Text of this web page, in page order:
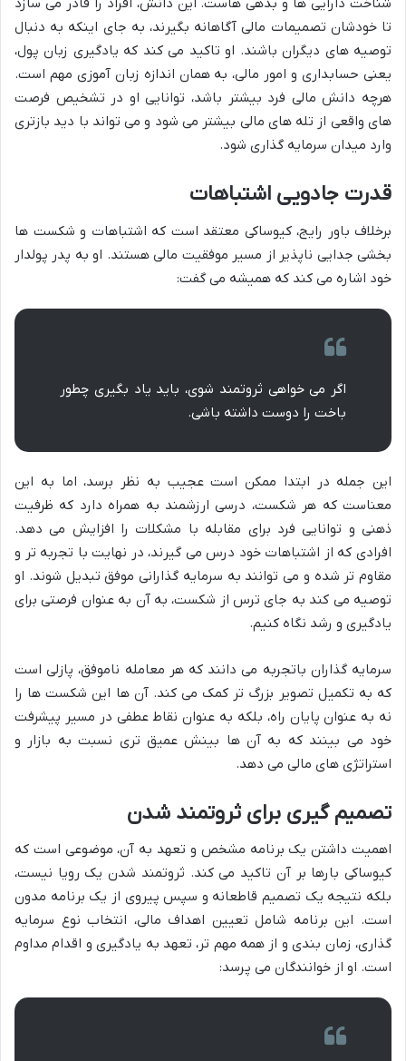
شناخت دارایی ها و بدهی هاست. این دانش، افراد را قادر می سازد
تا خودشان تصمیمات مالی آگاهانه بگیرند، به جای اینکه به دنبال
توصیه های دیگران باشند. او تاکید می کند که یادگیری زبان پول،
یعنی حسابداری و امور مالی، به همان اندازه زبان آموزی مهم است.
هرچه دانش مالی فرد بیشتر باشد، توانایی او در تشخیص فرصت
های واقعی از تله های مالی بیشتر می شود و می تواند با دید بازتری
وارد میدان سرمایه گذاری شود.
قدرت جادویی اشتباهات
برخلاف باور رایج، کیوساکی معتقد است که اشتباهات و شکست ها
بخشی جدایی ناپذیر از مسیر موفقیت مالی هستند. او به پدر پولدار
خود اشاره می کند که همیشه می گفت:
اگر می خواهی ثروتمند شوی، باید یاد بگیری چطور
باخت را دوست داشته باشی.
این جمله در ابتدا ممکن است عجیب به نظر برسد، اما به این
معناست که هر شکست، درسی ارزشمند به همراه دارد که ظرفیت
ذهنی و توانایی فرد برای مقابله با مشکلات را افزایش می دهد.
افرادی که از اشتباهات خود درس می گیرند، در نهایت با تجربه تر و
مقاوم تر شده و می توانند به سرمایه گذارانی موفق تبدیل شوند. او
توصیه می کند به جای ترس از شکست، به آن به عنوان فرصتی برای
یادگیری و رشد نگاه کنیم.
سرمایه گذاران باتجربه می دانند که هر معامله ناموفق، پازلی است
که به تکمیل تصویر بزرگ تر کمک می کند. آن ها این شکست ها را
نه به عنوان پایان راه، بلکه به عنوان نقاط عطفی در مسیر پیشرفت
خود می بینند که به آن ها بینش عمیق تری نسبت به بازار و
استراتژی های مالی می دهد.
تصمیم گیری برای ثروتمند شدن
اهمیت داشتن یک برنامه مشخص و تعهد به آن، موضوعی است که
کیوساکی بارها بر آن تاکید می کند. ثروتمند شدن یک رویا نیست،
بلکه نتیجه یک تصمیم قاطعانه و سپس پیروی از یک برنامه مدون
است. این برنامه شامل تعیین اهداف مالی، انتخاب نوع سرمایه
گذاری، زمان بندی و از همه مهم تر، تعهد به یادگیری و اقدام مداوم
است. او از خوانندگان می پرسد: